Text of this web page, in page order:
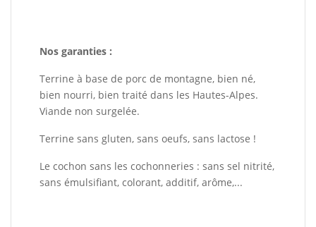
Nos garanties :
Terrine à base de porc de montagne, bien né,
bien nourri, bien traité dans les Hautes-Alpes.
Viande non surgelée.
Terrine sans gluten, sans oeufs, sans lactose !
Le cochon sans les cochonneries : sans sel nitrité,
sans émulsifiant, colorant, additif, arôme,...